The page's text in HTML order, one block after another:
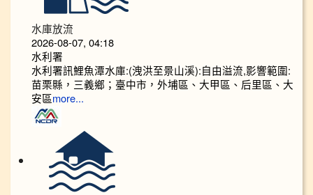
水庫放流
2026-08-07, 04:18
水利署
水利署訊鯉魚潭水庫:(洩洪至景山溪):自由溢流,影響範圍:
苗栗縣，三義鄉；臺中市，外埔區、大甲區、后里區、大
安區more...